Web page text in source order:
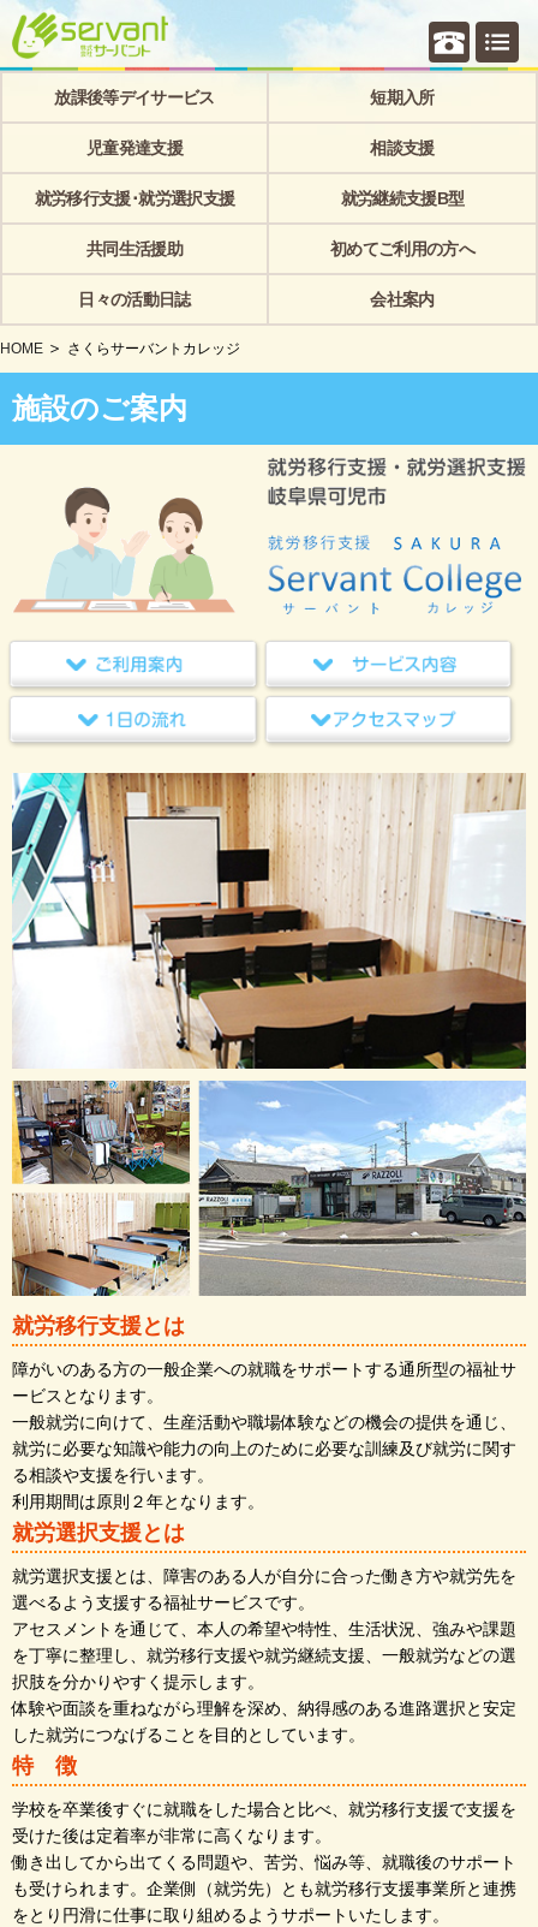
個別相
放課後等デイサービス 短期入所
児童発達支援 相談支援
就労移行支援･就労選択支援 就労継続支援B型
共同生活援助 初めてご利用の方へ
日々の活動日誌 会社案内
HOME さくらサーバントカレッジ
施設のご案内
就労移行支援とは
障がいのある方の一般企業への就職をサポートする通所型の福祉サ
ービスとなります。
一般就労に向けて、生産活動や職場体験などの機会の提供を通じ、
就労に必要な知識や能力の向上のために必要な訓練及び就労に関す
る相談や支援を行います。
利用期間は原則２年となります。
就労選択支援とは
就労選択支援とは、障害のある人が自分に合った働き方や就労先を
選べるよう支援する福祉サービスです。
アセスメントを通じて、本人の希望や特性、生活状況、強みや課題
を丁寧に整理し、就労移行支援や就労継続支援、一般就労などの選
択肢を分かりやすく提示します。
体験や面談を重ねながら理解を深め、納得感のある進路選択と安定
した就労につなげることを目的としています。
特 徴
学校を卒業後すぐに就職をした場合と比べ、就労移行支援で支援を
受けた後は定着率が非常に高くなります。
働き出してから出てくる問題や、苦労、悩み等、就職後のサポート
も受けられます。企業側（就労先）とも就労移行支援事業所と連携
をとり円滑に仕事に取り組めるようサポートいたします。